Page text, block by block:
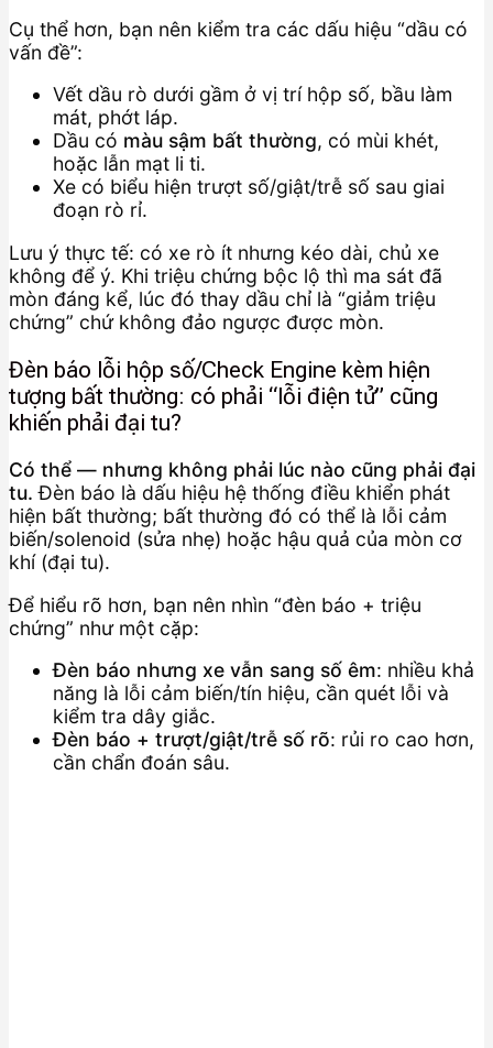
Cụ thể hơn, bạn nên kiểm tra các dấu hiệu “dầu có
vấn đề”:
Vết dầu rò dưới gầm ở vị trí hộp số, bầu làm
mát, phớt láp.
Dầu có màu sậm bất thường, có mùi khét,
hoặc lẫn mạt li ti.
Xe có biểu hiện trượt số/giật/trễ số sau giai
đoạn rò rỉ.
Lưu ý thực tế: có xe rò ít nhưng kéo dài, chủ xe
không để ý. Khi triệu chứng bộc lộ thì ma sát đã
mòn đáng kể, lúc đó thay dầu chỉ là “giảm triệu
chứng” chứ không đảo ngược được mòn.
Đèn báo lỗi hộp số/Check Engine kèm hiện
tượng bất thường: có phải “lỗi điện tử” cũng
khiến phải đại tu?
Có thể — nhưng không phải lúc nào cũng phải đại
tu. Đèn báo là dấu hiệu hệ thống điều khiển phát
hiện bất thường; bất thường đó có thể là lỗi cảm
biến/solenoid (sửa nhẹ) hoặc hậu quả của mòn cơ
khí (đại tu).
Để hiểu rõ hơn, bạn nên nhìn “đèn báo + triệu
chứng” như một cặp:
Đèn báo nhưng xe vẫn sang số êm: nhiều khả
năng là lỗi cảm biến/tín hiệu, cần quét lỗi và
kiểm tra dây giắc.
Đèn báo + trượt/giật/trễ số rõ: rủi ro cao hơn,
cần chẩn đoán sâu.